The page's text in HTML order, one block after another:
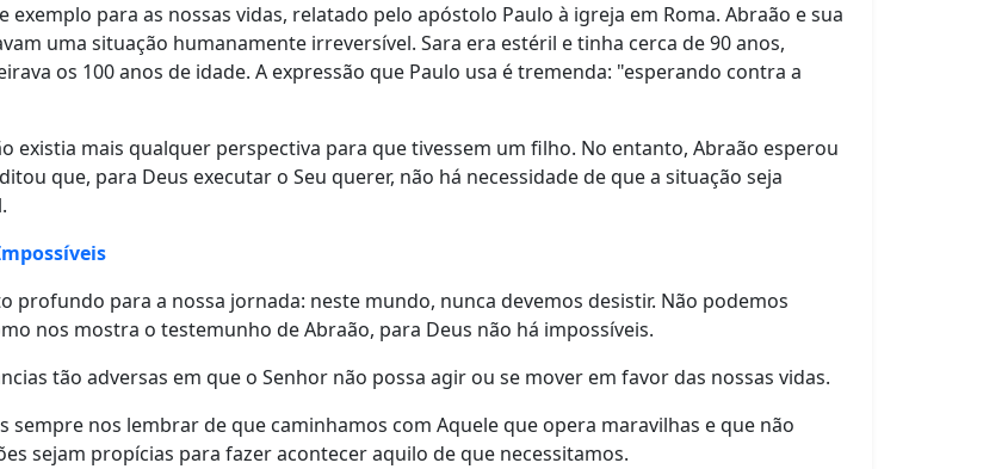
exemplo para as nossas vidas, relatado pelo apóstolo Paulo à igreja em Roma. Abraão e sua
uma situação humanamente irreversível. Sara era estéril e tinha cerca de 90 anos,
os 100 anos de idade. A expressão que Paulo usa é tremenda: "esperando contra a
existia mais qualquer perspectiva para que tivessem um filho. No entanto, Abraão esperou
que, para Deus executar o Seu querer, não há necessidade de que a situação seja
profundo para a nossa jornada: neste mundo, nunca devemos desistir. Não podemos
nos mostra o testemunho de Abraão, para Deus não há impossíveis.
tão adversas em que o Senhor não possa agir ou se mover em favor das nossas vidas.
sempre nos lembrar de que caminhamos com Aquele que opera maravilhas e que não
sejam propícias para fazer acontecer aquilo de que necessitamos.